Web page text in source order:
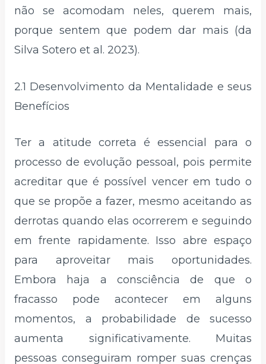
não se acomodam neles, querem mais,
porque sentem que podem dar mais (da
Silva Sotero et al. 2023).
2.1 Desenvolvimento da Mentalidade e seus
Benefícios
Ter a atitude correta é essencial para o
processo de evolução pessoal, pois permite
acreditar que é possível vencer em tudo o
que se propõe a fazer, mesmo aceitando as
derrotas quando elas ocorrerem e seguindo
em frente rapidamente. Isso abre espaço
para aproveitar mais oportunidades.
Embora haja a consciência de que o
fracasso pode acontecer em alguns
momentos, a probabilidade de sucesso
aumenta significativamente. Muitas
pessoas conseguiram romper suas crenças